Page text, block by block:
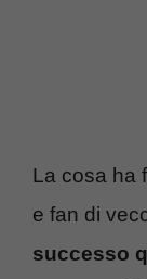
La cosa ha
e fan di
successo